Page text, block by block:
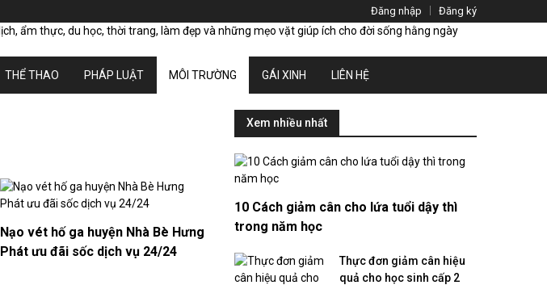
Đăng nhập Đăng ký
THỂ THAO PHÁP LUẬT MÔI TRƯỜNG GÁI XINH LIÊN HỆ
Nạo vét hố ga huyện Nhà Bè Hưng
Phát ưu đãi sốc dịch vụ 24/24
Xem nhiều nhất
10 Cách giảm cân cho lứa tuổi dậy thì
trong năm học
Thực đơn giảm cân hiệu
quả cho học sinh cấp 2